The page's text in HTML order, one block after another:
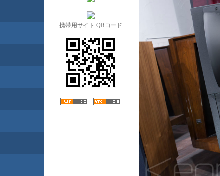
携帯用サイト QRコード